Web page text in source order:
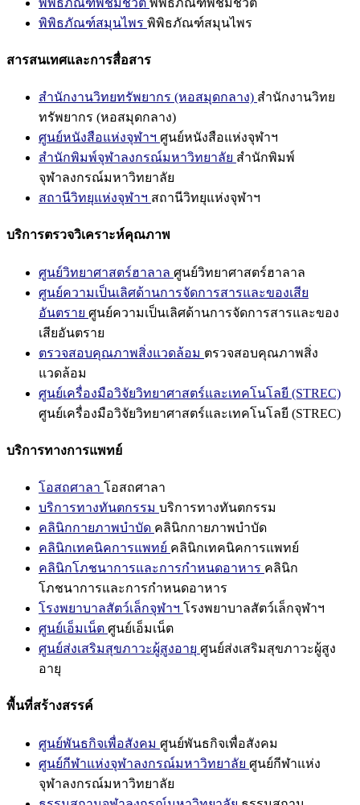
พิพิธภัณฑ์สมุนไพร พิพิธภัณฑ์สมุนไพร
สารสนเทศและการสื่อสาร
สำนักงานวิทยทรัพยากร (หอสมุดกลาง) สำนักงานวิทย
ทรัพยากร (หอสมุดกลาง)
ศูนย์หนังสือแห่งจุฬาฯ ศูนย์หนังสือแห่งจุฬาฯ
สำนักพิมพ์จุฬาลงกรณ์มหาวิทยาลัย สำนักพิมพ์
จุฬาลงกรณ์มหาวิทยาลัย
สถานีวิทยุแห่งจุฬาฯ สถานีวิทยุแห่งจุฬาฯ
บริการตรวจวิเคราะห์คุณภาพ
ศูนย์วิทยาศาสตร์ฮาลาล ศูนย์วิทยาศาสตร์ฮาลาล
ศูนย์ความเป็นเลิศด้านการจัดการสารและของเสีย
อันตราย ศูนย์ความเป็นเลิศด้านการจัดการสารและของ
เสียอันตราย
ตรวจสอบคุณภาพสิ่งแวดล้อม ตรวจสอบคุณภาพสิ่ง
แวดล้อม
ศูนย์เครื่องมือวิจัยวิทยาศาสตร์และเทคโนโลยี (STREC)
ศูนย์เครื่องมือวิจัยวิทยาศาสตร์และเทคโนโลยี (STREC)
บริการทางการแพทย์
โอสถศาลา โอสถศาลา
บริการทางทันตกรรม บริการทางทันตกรรม
คลินิกกายภาพบำบัด คลินิกกายภาพบำบัด
คลินิกเทคนิคการแพทย์ คลินิกเทคนิคการแพทย์
คลินิกโภชนาการและการกำหนดอาหาร คลินิก
โภชนาการและการกำหนดอาหาร
โรงพยาบาลสัตว์เล็กจุฬาฯ โรงพยาบาลสัตว์เล็กจุฬาฯ
ศูนย์เอ็มเน็ต ศูนย์เอ็มเน็ต
ศูนย์ส่งเสริมสุขภาวะผู้สูงอายุ ศูนย์ส่งเสริมสุขภาวะผู้สูง
อายุ
พื้นที่สร้างสรรค์
ศูนย์พันธกิจเพื่อสังคม ศูนย์พันธกิจเพื่อสังคม
ศูนย์กีฬาแห่งจุฬาลงกรณ์มหาวิทยาลัย ศูนย์กีฬาแห่ง
จุฬาลงกรณ์มหาวิทยาลัย